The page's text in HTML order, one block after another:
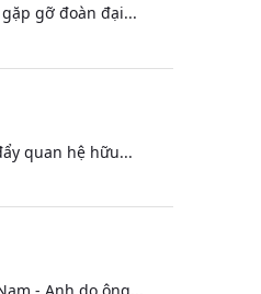
gỡ đoàn đại...
quan hệ hữu...